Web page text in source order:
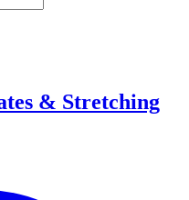
& Stretching